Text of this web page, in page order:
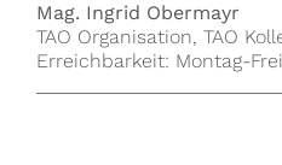
Mag. Ingrid Obermayr
TAO Organisation, TAO
Erreichbarkeit: Montag-